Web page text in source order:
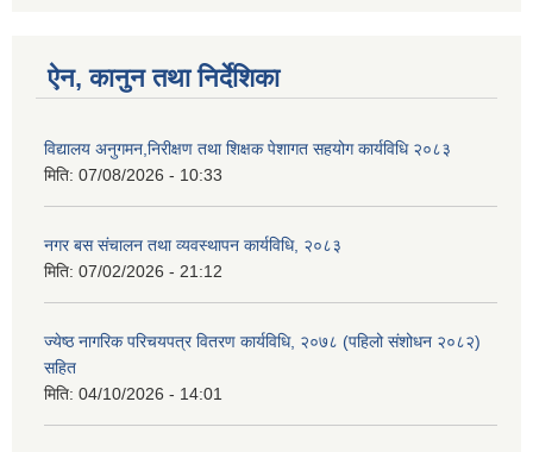
ऐन, कानुन तथा निर्देशिका
विद्यालय अनुगमन,निरीक्षण तथा शिक्षक पेशागत सहयोग कार्यविधि २०८३
मिति: 07/08/2026 - 10:33
नगर बस संचालन तथा व्यवस्थापन कार्यविधि, २०८३
मिति: 07/02/2026 - 21:12
ज्येष्ठ नागरिक परिचयपत्र वितरण कार्यविधि, २०७८ (पहिलो संशोधन २०८२)
सहित
मिति: 04/10/2026 - 14:01